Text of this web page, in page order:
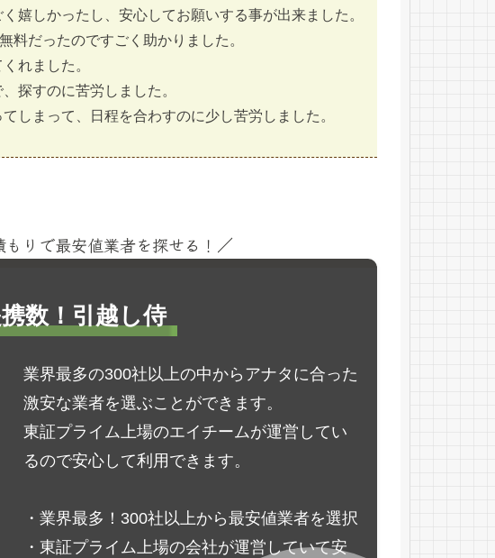
嬉しかったし、安心してお願いする事が出来ました。
料だったのですごく助かりました。
れました。
探すのに苦労しました。
しまって、日程を合わすのに少し苦労しました。
りで最安値業者を探せる！／
数！引越し侍
業界最多の300社以上の中からアナタに合った
激安な業者を選ぶことができます。
東証プライム上場のエイチームが運営してい
るので安心して利用できます。
・業界最多！300社以上から最安値業者を選択
・東証プライム上場の会社が運営していて安